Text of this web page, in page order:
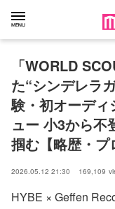
「WORLD
た“シンデレラ
験・初オーデ
ュー 小3から
掴む【略歴・プ
2026.05.12 21:30 169,109
HYBE × Geffen